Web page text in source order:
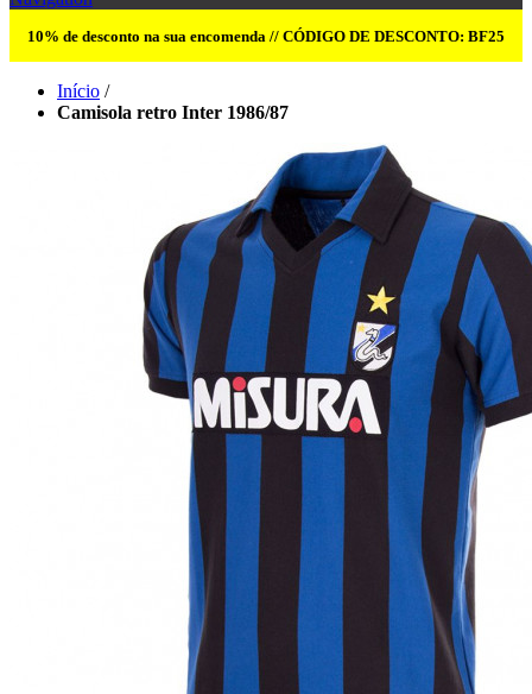
10% de desconto na sua encomenda // CÓDIGO DE DESCONTO: BF25
Início /
Camisola retro Inter 1986/87